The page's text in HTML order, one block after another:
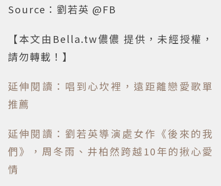
Source：劉若英 @FB
【本文由Bella.tw儂儂 提供，未經授權，
請勿轉載！】
延伸閱讀：唱到心坎裡，遠距離戀愛歌單
推薦
延伸閱讀：劉若英導演處女作《後來的我
們》，周冬雨、井柏然跨越10年的揪心愛
情